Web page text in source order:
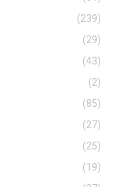
(239)
(29)
(43)
(2)
(85)
(27)
(25)
(19)